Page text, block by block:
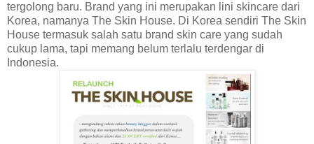
tergolong baru. Brand yang ini merupakan lini skincare dari
Korea, namanya The Skin House. Di Korea sendiri The Skin
House termasuk salah satu brand skin care yang sudah
cukup lama, tapi memang belum terlalu terdengar di
Indonesia.